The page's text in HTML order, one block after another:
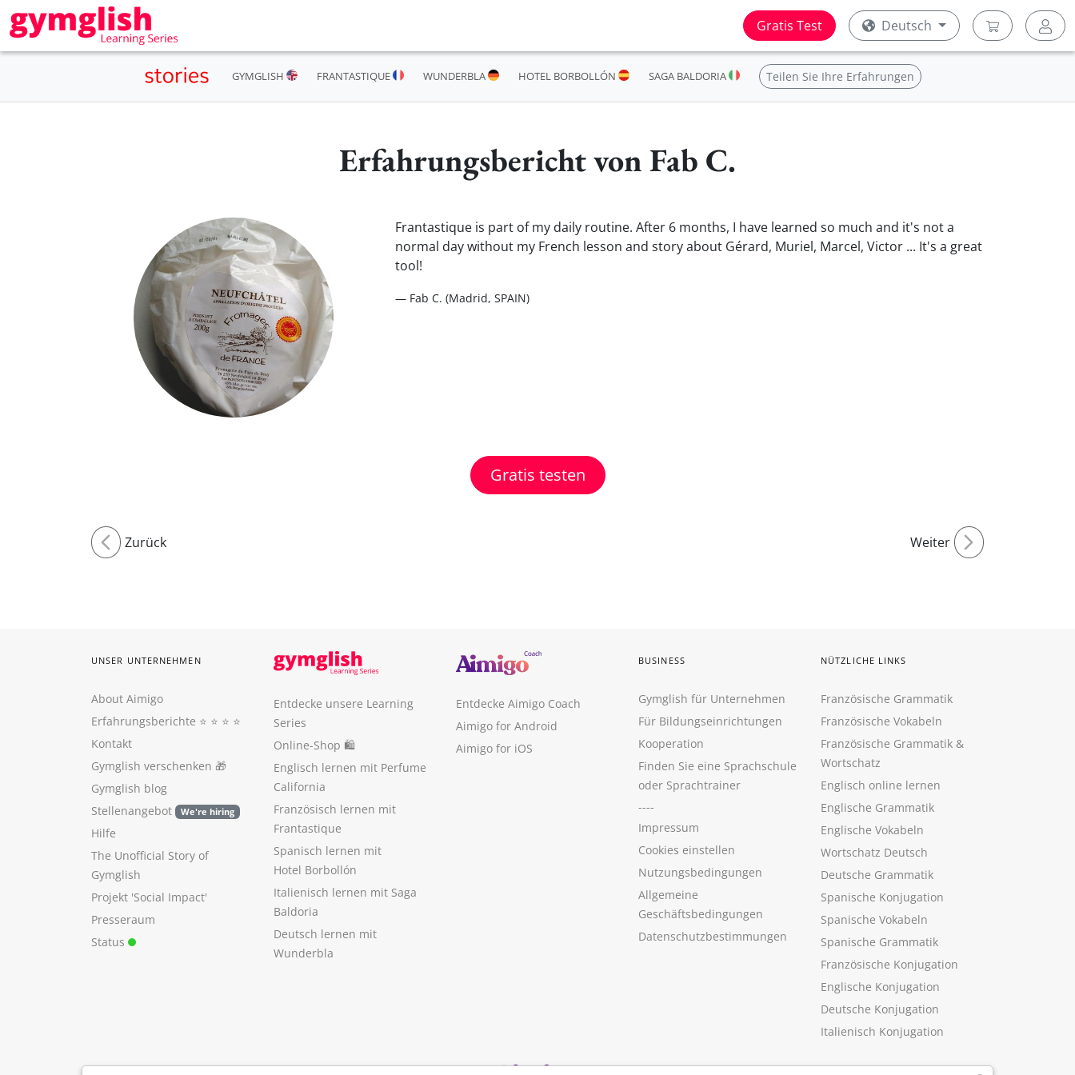
Gratis Test Deutsch
GYMGLISH FRANTASTIQUE WUNDERBLA HOTEL BORBOLLÓN SAGA BALDORIA Teilen Sie Ihre Erfahrungen
Erfahrungsbericht von Fab C.
Frantastique is part of my daily routine. After 6 months, I have learned so much and it's not a
normal day without my French lesson and story about Gérard, Muriel, Marcel, Victor ... It's a great
tool!
— Fab C. (Madrid, SPAIN)
Gratis testen
Zurück Weiter
UNSER UNTERNEHMEN
About Aimigo
Erfahrungsberichte ⭐️ ⭐️ ⭐️ ⭐️
Kontakt
Gymglish verschenken 🎁
Gymglish blog
Stellenangebot
We're hiring
Hilfe
The Unofficial Story of
Gymglish
Projekt 'Social Impact'
Presseraum
Status
Entdecke unsere Learning
Series
Online-Shop 🛍
Englisch lernen mit Perfume
California
Französisch lernen mit
Frantastique
Spanisch lernen mit
Hotel Borbollón
Italienisch lernen mit Saga
Baldoria
Deutsch lernen mit
Wunderbla
Entdecke Aimigo Coach
Aimigo for Android
Aimigo for iOS
BUSINESS
Gymglish für Unternehmen
Für Bildungseinrichtungen
Kooperation
Finden Sie eine Sprachschule
oder Sprachtrainer
----
Impressum
Cookies einstellen
Nutzungsbedingungen
Allgemeine
Geschäftsbedingungen
Datenschutzbestimmungen
NÜTZLICHE LINKS
Französische Grammatik
Französische Vokabeln
Französische Grammatik &
Wortschatz
Englisch online lernen
Englische Grammatik
Englische Vokabeln
Wortschatz Deutsch
Deutsche Grammatik
Spanische Konjugation
Spanische Vokabeln
Spanische Grammatik
Französische Konjugation
Englische Konjugation
Deutsche Konjugation
Italienisch Konjugation